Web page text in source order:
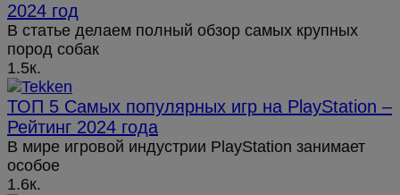
2024 год
В статье делаем полный обзор самых крупных
пород собак
1.5к.
ТОП 5 Самых популярных игр на PlayStation –
Рейтинг 2024 года
В мире игровой индустрии PlayStation занимает
особое
1.6к.